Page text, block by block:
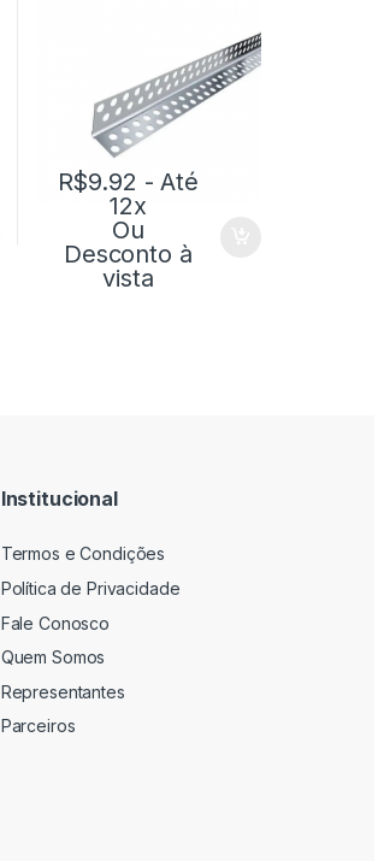
R$9.92 - Até
12x
Ou
Desconto à
vista
Institucional
Termos e Condições
Política de Privacidade
Fale Conosco
Quem Somos
Representantes
Parceiros